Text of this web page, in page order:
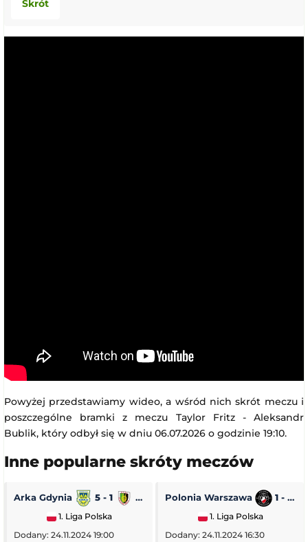
Skrót
Powyżej przedstawiamy wideo, a wśród nich skrót meczu i
poszczególne bramki z meczu Taylor Fritz - Aleksandr
Bublik, który odbył się w dniu 06.07.2026 o godzinie 19:10.
Inne popularne skróty meczów
Arka Gdynia 5 - 1
1. Liga Polska
Dodany: 24.11.2024 19:00
Polonia Warszawa 1 - 0
1. Liga Polska
Dodany: 24.11.2024 16:30